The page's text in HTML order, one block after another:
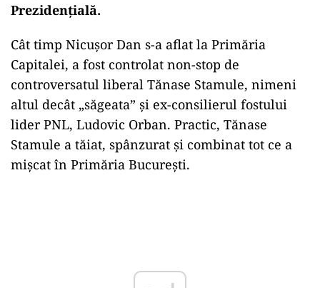
Prezidențială.
Cât timp Nicușor Dan s-a aflat la Primăria
Capitalei, a fost controlat non-stop de
controversatul liberal Tănase Stamule, nimeni
altul decât „săgeata” și ex-consilierul fostului
lider PNL, Ludovic Orban. Practic, Tănase
Stamule a tăiat, spânzurat și combinat tot ce a
mișcat în Primăria București.